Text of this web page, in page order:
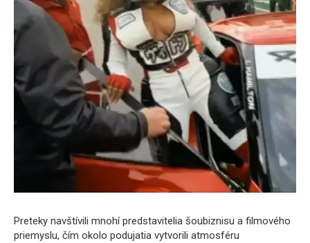
Preteky navštívili mnohí predstavitelia šoubiznisu a filmového
priemyslu, čím okolo podujatia vytvorili atmosféru